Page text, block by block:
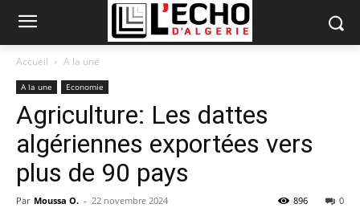
Accueil A la une
A la une Economie
Agriculture: Les dattes
algériennes exportées vers
plus de 90 pays
Par Moussa O. - 22 novembre 2024 0
896